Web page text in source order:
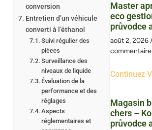
conversion
Entretien d’un véhicule
converti à l’éthanol
Suivi régulier des
pièces
Surveillance des
niveaux de liquide
Évaluation de la
performance et des
réglages
Aspects
réglementaires et
Master
eco
průvodce
août 2, 2026
commentaire
Continuez
Magasin
chers –
průvodce